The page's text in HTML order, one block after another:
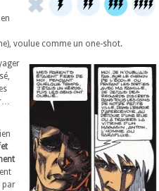
voulue comme un one-shot.
par